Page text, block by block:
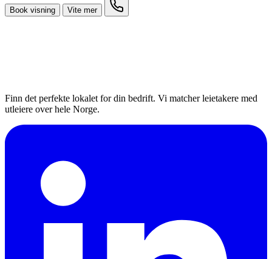
Book visning Vite mer
Finn det perfekte lokalet for din bedrift. Vi matcher leietakere med
utleiere over hele Norge.